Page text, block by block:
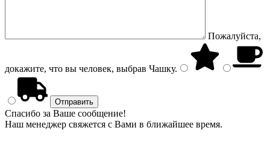
Пожалуйста,
докажите, что вы человек, выбрав Чашку.
Спасибо за Ваше сообщение!
Наш менеджер свяжется с Вами в ближайшее время.